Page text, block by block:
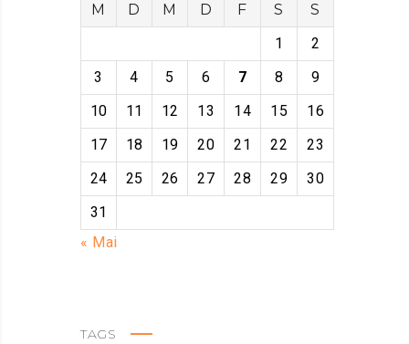
M
D M D F S
S
1
2
3
4 5 6 7 8
9
10
11 12 13 14 15
16
17
18 19 20 21 22
23
24
25 26 27 28 29
30
31
« Mai
TAGS